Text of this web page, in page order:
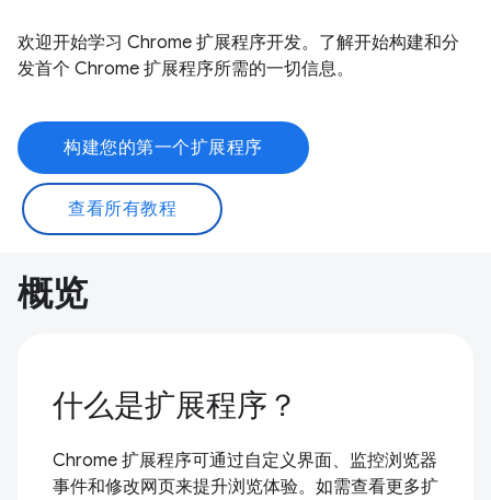
欢迎开始学习 Chrome 扩展程序开发。了解开始构建和分
发首个 Chrome 扩展程序所需的一切信息。
构建您的第一个扩展程序
查看所有教程
概览
什么是扩展程序？
Chrome 扩展程序可通过自定义界面、监控浏览器
事件和修改网页来提升浏览体验。如需查看更多扩